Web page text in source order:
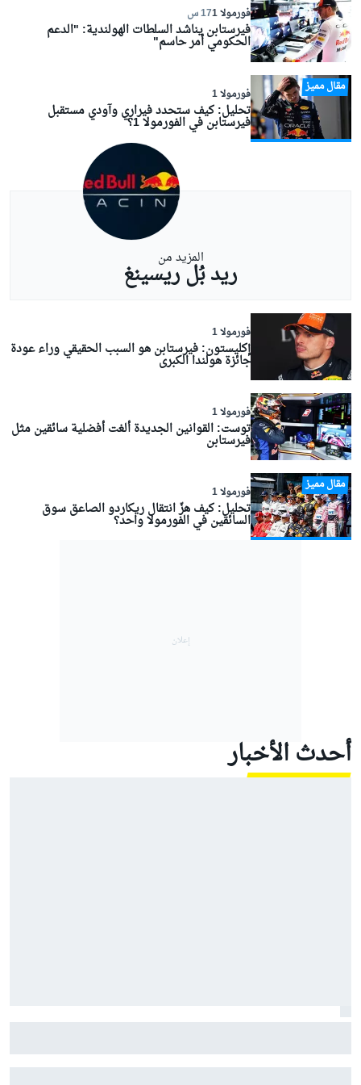
فورمولا 1 17 س
فيرستابن يناشد السلطات الهولندية: "الدعم
الحكومي أمر حاسم"
مقال مميز فورمولا 1
تحليل: كيف ستحدد فيراري وآودي مستقبل
فيرستابن في الفورمولا 1؟
المزيد من
ريد بُل ريسينغ
فورمولا 1
إكليستون: فيرستابن هو السبب الحقيقي وراء عودة
جائزة هولندا الكبرى
فورمولا 1
توست: القوانين الجديدة ألغت أفضلية سائقين مثل
فيرستابن
مقال مميز فورمولا 1
تحليل: كيف هزّ انتقال ريكاردو الصاعق سوق
السائقين في الفورمولا واحد؟
أحدث الأخبار
موتو جي بي: مارتين يقود أبريليا إلى ثلاثية في السباق